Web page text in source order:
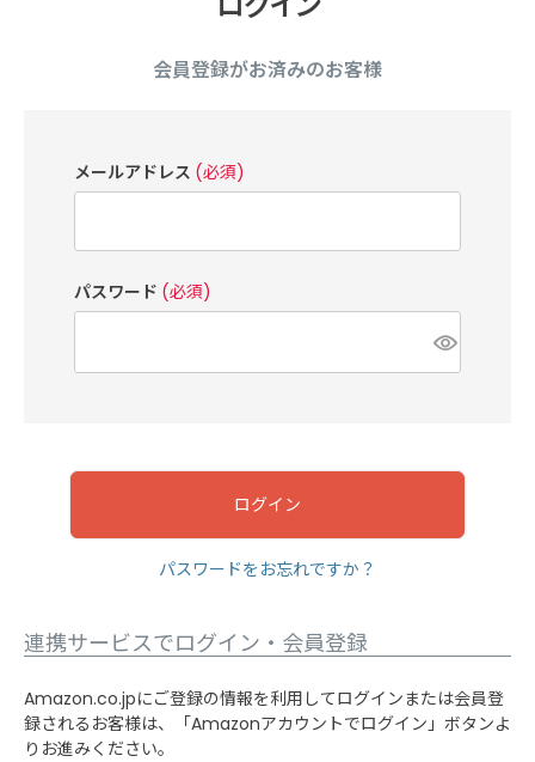
会員登録がお済みのお客様
メールアドレス (必須)
パスワード (必須)
ログイン
パスワードをお忘れですか？
連携サービスでログイン・会員登録
Amazon.co.jpにご登録の情報を利用してログインまたは会員登
録されるお客様は、「Amazonアカウントでログイン」ボタンよ
りお進みください。